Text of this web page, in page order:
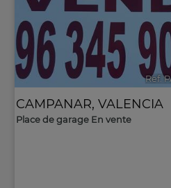
Ref.
CAMPANAR, VALENCIA
Place de garage En vente